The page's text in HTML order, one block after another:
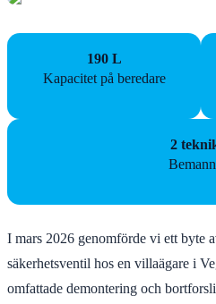
190 L
Kapacitet på beredare
2
I mars 2026 genomförde vi ett byte
säkerhetsventil hos en villaägare i
omfattade demontering och